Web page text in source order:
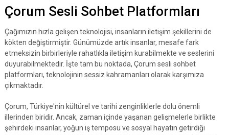
Çorum Sesli Sohbet Platformları
Çağımızın hızla gelişen teknolojisi, insanların iletişim şekillerini de
kökten değiştirmiştir. Günümüzde artık insanlar, mesafe fark
etmeksizin birbirleriyle rahatlıkla iletişim kurabilmekte ve seslerini
duyurabilmektedir. İşte tam bu noktada, Çorum sesli sohbet
platformları, teknolojinin sessiz kahramanları olarak karşımıza
çıkmaktadır.
Çorum, Türkiye'nin kültürel ve tarihi zenginliklerle dolu önemli
illerinden biridir. Ancak, zaman içinde yaşanan gelişmelerle birlikte
şehirdeki insanlar, yoğun iş temposu ve sosyal hayatın getirdiği